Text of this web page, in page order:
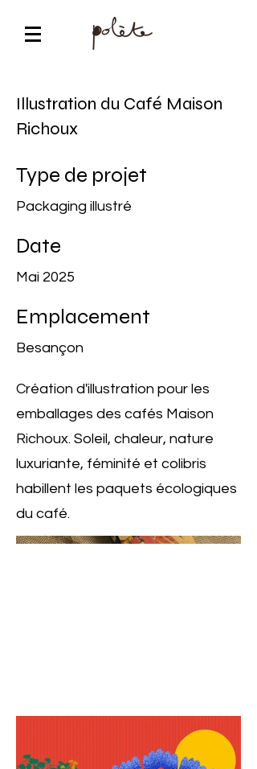
Illustration du Café Maison
Richoux
Type de projet
Packaging illustré
Date
Mai 2025
Emplacement
Besançon
Création d'illustration pour les
emballages des cafés Maison
Richoux. Soleil, chaleur, nature
luxuriante, féminité et colibris
habillent les paquets écologiques
du café.